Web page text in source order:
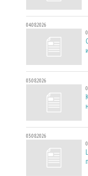
04.08.2026
03.08.2026
03.08.2026